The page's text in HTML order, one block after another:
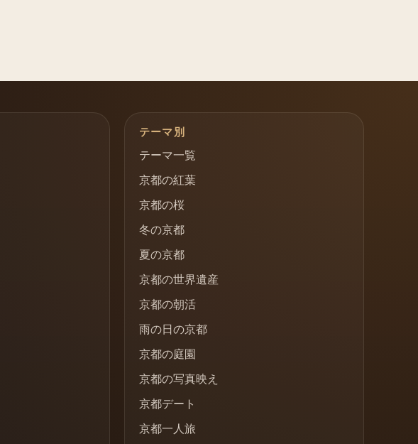
テーマ別
テーマ一覧
京都の紅葉
京都の桜
冬の京都
夏の京都
京都の世界遺産
京都の朝活
雨の日の京都
京都の庭園
京都の写真映え
京都デート
京都一人旅